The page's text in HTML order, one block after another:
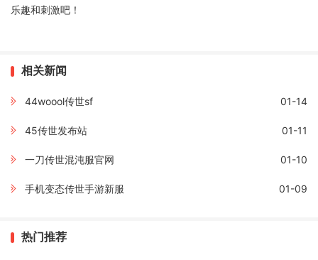
乐趣和刺激吧！
相关新闻
44woool传世sf 01-14
45传世发布站 01-11
一刀传世混沌服官网 01-10
手机变态传世手游新服 01-09
热门推荐